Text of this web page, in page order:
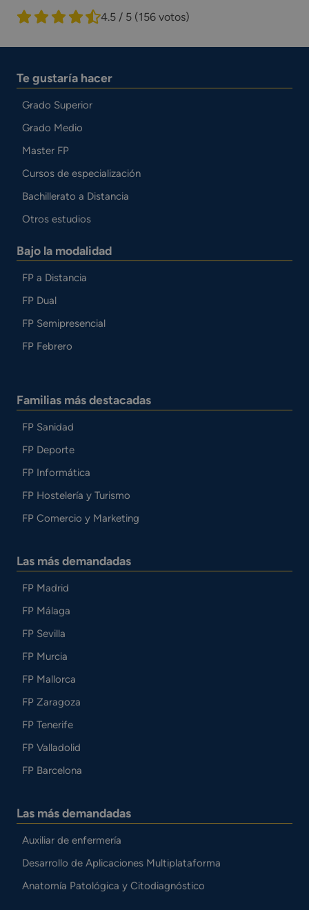
4.5 / 5 (156 votos)
Te gustaría hacer
Grado Superior
Grado Medio
Master FP
Cursos de especialización
Bachillerato a Distancia
Otros estudios
Bajo la modalidad
FP a Distancia
FP Dual
FP Semipresencial
FP Febrero
Familias más destacadas
FP Sanidad
FP Deporte
FP Informática
FP Hostelería y Turismo
FP Comercio y Marketing
Las más demandadas
FP Madrid
FP Málaga
FP Sevilla
FP Murcia
FP Mallorca
FP Zaragoza
FP Tenerife
FP Valladolid
FP Barcelona
Las más demandadas
Auxiliar de enfermería
Desarrollo de Aplicaciones Multiplataforma
Anatomía Patológica y Citodiagnóstico